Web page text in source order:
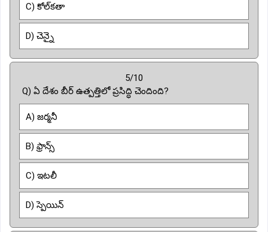
C) కోల్‌కతా
D) చెన్నై
5/10
Q) ఏ దేశం బీర్ ఉత్పత్తిలో ప్రసిద్ధి చెందింది?
A) జర్మనీ
B) ఫ్రాన్స్
C) ఇటలీ
D) స్పెయిన్